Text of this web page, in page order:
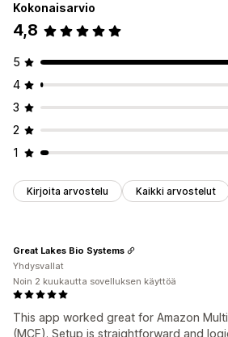
Kokonaisarvio
4,8
5
4
3
2
1
Kirjoita arvostelu Kaikki arvostelut
This app worked great for Amazon
(MCF). Setup is straightforward and
Great Lakes Bio Systems
Yhdysvallat
Noin 2 kuukautta sovelluksen käyttöä